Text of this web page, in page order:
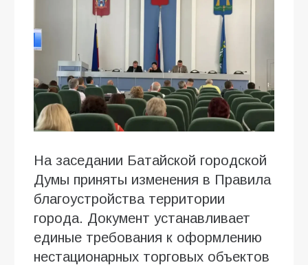
На заседании Батайской городской
Думы приняты изменения в Правила
благоустройства территории
города. Документ устанавливает
единые требования к оформлению
нестационарных торговых объектов